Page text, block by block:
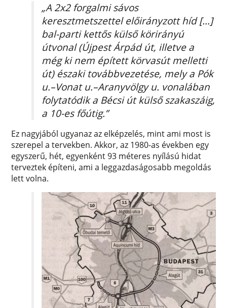
„A 2x2 forgalmi sávos
keresztmetszettel előirányzott híd […]
bal-parti kettős külső körirányú
útvonal (Újpest Árpád út, illetve a
még ki nem épített körvasút melletti
út) északi továbbvezetése, mely a Pók
u.–Vonat u.–Aranyvölgy u. vonalában
folytatódik a Bécsi út külső szakaszáig,
a 10-es főútig.”
Ez nagyjából ugyanaz az elképzelés, mint ami most is
szerepel a tervekben. Akkor, az 1980-as években egy
egyszerű, hét, egyenként 93 méteres nyílású hidat
terveztek építeni, ami a leggazdaságosabb megoldás
lett volna.